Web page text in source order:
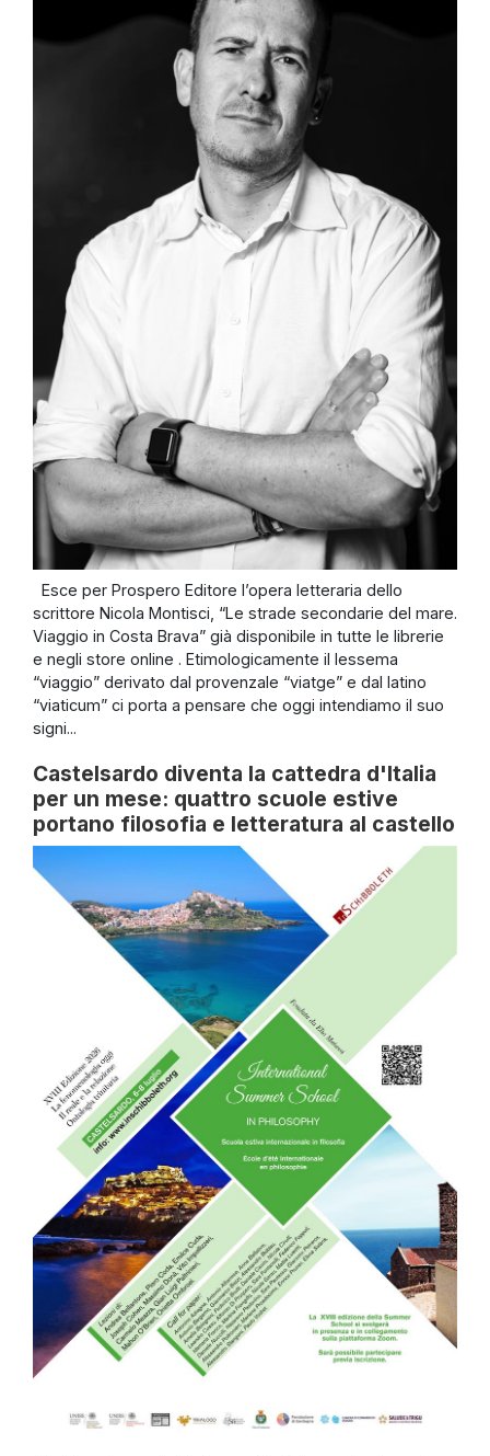
Esce per Prospero Editore l’opera letteraria dello
scrittore Nicola Montisci, “Le strade secondarie del mare.
Viaggio in Costa Brava” già disponibile in tutte le librerie
e negli store online . Etimologicamente il lessema
“viaggio” derivato dal provenzale “viatge” e dal latino
“viaticum” ci porta a pensare che oggi intendiamo il suo
signi...
Castelsardo diventa la cattedra d'Italia
per un mese: quattro scuole estive
portano filosofia e letteratura al castello